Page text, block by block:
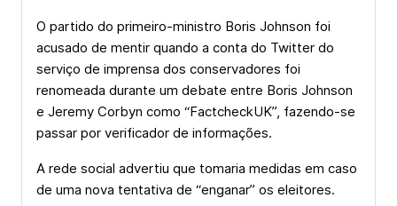
O partido do primeiro-ministro Boris Johnson foi
acusado de mentir quando a conta do Twitter do
serviço de imprensa dos conservadores foi
renomeada durante um debate entre Boris Johnson
e Jeremy Corbyn como “FactcheckUK”, fazendo-se
passar por verificador de informações.
A rede social advertiu que tomaria medidas em caso
de uma nova tentativa de “enganar” os eleitores.